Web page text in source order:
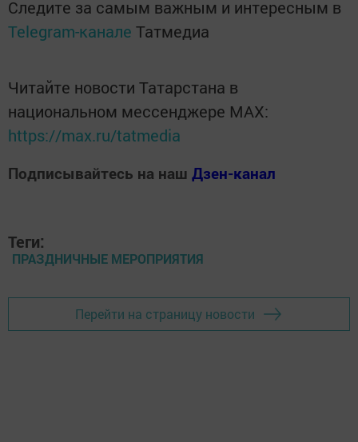
Следите за самым важным и интересным в
Telegram-канале Татмедиа
Читайте новости Татарстана в
национальном мессенджере MАХ:
https://max.ru/tatmedia
Подписывайтесь на наш Дзен-канал
Теги:
ПРАЗДНИЧНЫЕ МЕРОПРИЯТИЯ
Перейти на страницу новости